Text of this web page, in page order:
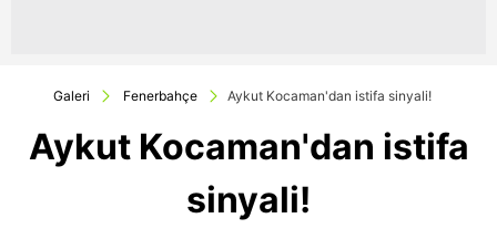
Galeri Fenerbahçe Aykut Kocaman'dan istifa sinyali!
Aykut Kocaman'dan istifa
sinyali!